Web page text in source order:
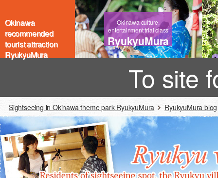
Okinawa
recommended
tourist attraction
RyukyuMura
Okinawa culture,
entertainment trial class
RyukyuMura
To site
Sightseeing in Okinawa theme park RyukyuMura RyukyuMura blog